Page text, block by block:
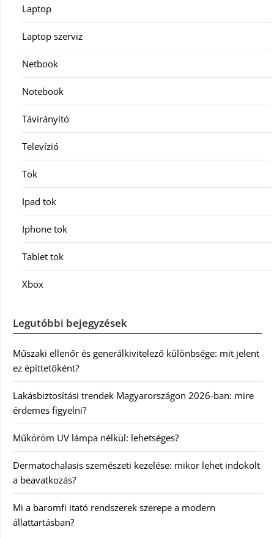
Laptop
Laptop szerviz
Netbook
Notebook
Távirányító
Televízió
Tok
Ipad tok
Iphone tok
Tablet tok
Xbox
Legutóbbi bejegyzések
Műszaki ellenőr és generálkivitelező különbsége: mit jelent
ez építtetőként?
Lakásbiztosítási trendek Magyarországon 2026-ban: mire
érdemes figyelni?
Műköröm UV lámpa nélkül: lehetséges?
Dermatochalasis szemészeti kezelése: mikor lehet indokolt
a beavatkozás?
Mi a baromfi itató rendszerek szerepe a modern
állattartásban?